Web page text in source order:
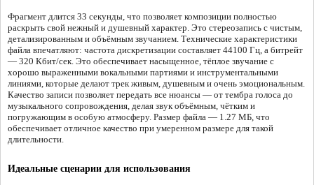
Фрагмент длится 33 секунды, что позволяет композиции полностью
раскрыть свой нежный и душевный характер. Это стереозапись с чистым,
детализированным и объёмным звучанием. Технические характеристики
файла впечатляют: частота дискретизации составляет 44100 Гц, а битрейт
— 320 Кбит/сек. Это обеспечивает насыщенное, тёплое звучание с
хорошо выраженными вокальными партиями и инструментальными
линиями, которые делают трек живым, душевным и очень эмоциональным.
Качество записи позволяет передать все нюансы — от тембра голоса до
музыкального сопровождения, делая звук объёмным, чётким и
погружающим в особую атмосферу. Размер файла — 1.27 МБ, что
обеспечивает отличное качество при умеренном размере для такой
длительности.
Идеальные сценарии для использования